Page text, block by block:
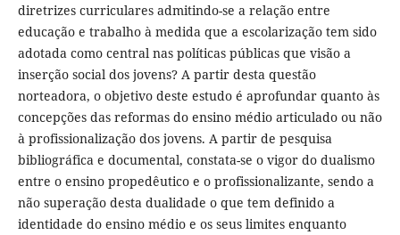
diretrizes curriculares admitindo-se a relação entre
educação e trabalho à medida que a escolarização tem sido
adotada como central nas políticas públicas que visão a
inserção social dos jovens? A partir desta questão
norteadora, o objetivo deste estudo é aprofundar quanto às
concepções das reformas do ensino médio articulado ou não
à profissionalização dos jovens. A partir de pesquisa
bibliográfica e documental, constata-se o vigor do dualismo
entre o ensino propedêutico e o profissionalizante, sendo a
não superação desta dualidade o que tem definido a
identidade do ensino médio e os seus limites enquanto